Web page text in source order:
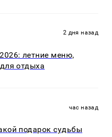
2 дня назад
летние меню,
отдыха
час назад
подарок судьбы